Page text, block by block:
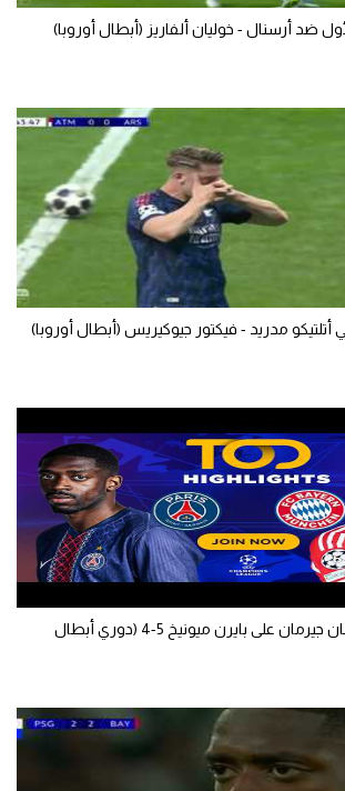
ضد أرسنال - خوليان ألفاريز (أبطال أوروبا)
مدريد - فيكتور جيوكيريس (أبطال أوروبا)
ملخص فوز باريس سان جيرمان على بايرن ميونيخ 5-4 (دوري أبطال